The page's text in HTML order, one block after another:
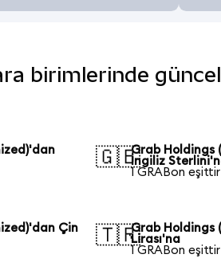
birimlerinde
🇬🇧Grab Holdings
İngiliz
1 GRABon
Çin
🇹🇷Grab Holdings
Lirası'na
1 GRABon